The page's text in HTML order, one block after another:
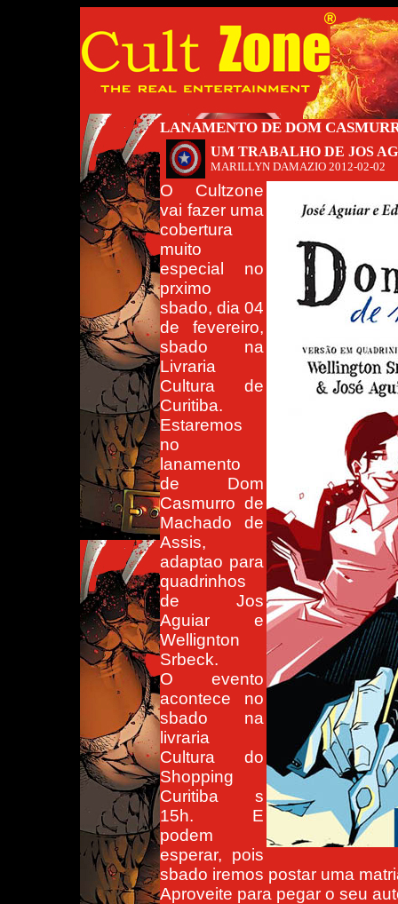
LANAMENTO DE DOM
UM TRABALHO DE JOS
MARILLYN DAMAZIO 2012-02-02
O Cultzone
vai fazer uma
cobertura
muito
especial no
prximo
sbado, dia 04
de fevereiro,
sbado na
Livraria
Cultura de
Curitiba.
Estaremos
no
lanamento
de Dom
Casmurro de
Machado de
Assis,
adaptao para
quadrinhos
de Jos
Aguiar e
Wellignton
Srbeck.
O evento
acontece no
sbado na
livraria
Cultura do
Shopping
Curitiba s
15h. E
podem
esperar, pois
sbado iremos postar uma
Aproveite para pegar o seu